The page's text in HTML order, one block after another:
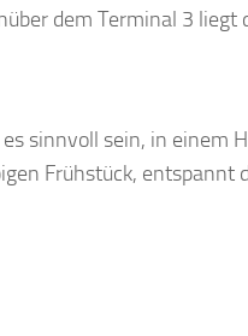
dem Terminal 3
sinnvoll sein, in einem
Frühstück,